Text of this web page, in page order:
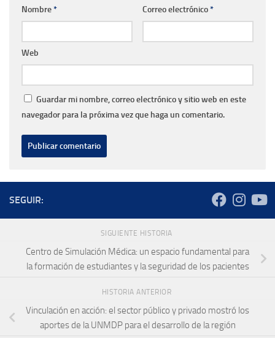
Nombre* Correo electrónico*
Web
Guardar mi nombre, correo electrónico y sitio web en este
navegador para la próxima vez que haga un comentario.
SEGUIR:
SIGUIENTE HISTORIA
Centro de Simulación Médica: un espacio fundamental para
la formación de estudiantes y la seguridad de los pacientes
HISTORIA ANTERIOR
Vinculación en acción: el sector público y privado mostró los
aportes de la UNMDP para el desarrollo de la región